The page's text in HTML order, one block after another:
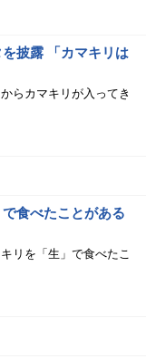
披露 「カマキリは
らカマキリが入ってき
食べたことがある
リを「生」で食べたこ